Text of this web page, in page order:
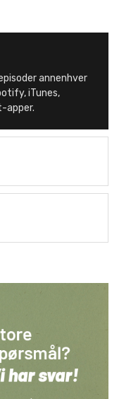
annenhver
iTunes,
apper.